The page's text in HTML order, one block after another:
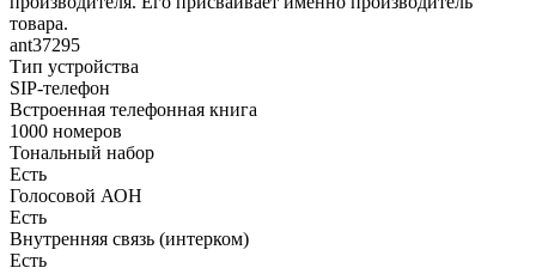
товара.
ant37295
Тип устройства
SIP-телефон
Встроенная телефонная книга
1000 номеров
Тональный набор
Есть
Голосовой АОН
Есть
Внутренняя связь (интерком)
Есть